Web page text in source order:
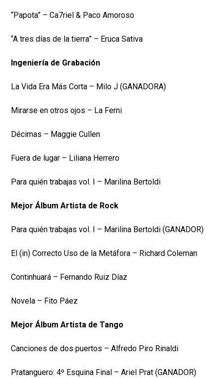
“Papota” – Ca7riel & Paco Amoroso
“A tres días de la tierra” – Eruca Sativa
Ingeniería de Grabación
La Vida Era Más Corta – Milo J (GANADORA)
Mirarse en otros ojos – La Ferni
Décimas – Maggie Cullen
Fuera de lugar – Liliana Herrero
Para quién trabajas vol. I – Marilina Bertoldi
Mejor Álbum Artista de Rock
Para quién trabajas vol. I – Marilina Bertoldi (GANADOR)
El (in) Correcto Uso de la Metáfora – Richard Coleman
Continhuará – Fernando Ruiz Díaz
Novela – Fito Páez
Mejor Álbum Artista de Tango
Canciones de dos puertos – Alfredo Piro Rinaldi
Pratanguero: 4º Esquina Final – Ariel Prat (GANADOR)